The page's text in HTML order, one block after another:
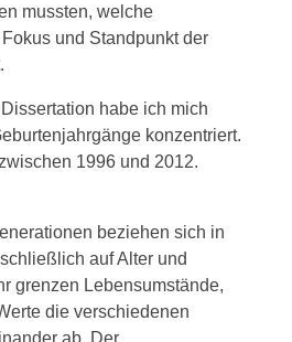
mussten, welche
und Standpunkt der
habe ich mich
konzentriert.
1996 und 2012.
beziehen sich in
auf Alter und
grenzen Lebensumstände,
die verschiedenen
ab. Der